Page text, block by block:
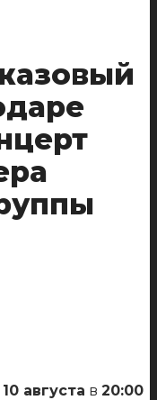
10 августа в 20:00